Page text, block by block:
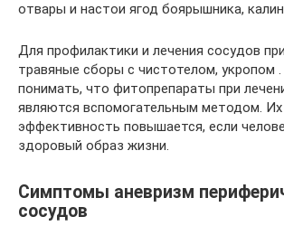
отвары и настои ягод боярышника,
Для профилактики и лечения сосудов
травяные сборы с чистотелом, укропом
понимать, что фитопрепараты при
являются вспомогательным методом. Их
эффективность повышается, если
здоровый образ жизни.
Симптомы аневризм
сосудов